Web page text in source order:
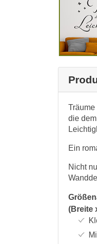
die
Ein
Nicht
(Breite